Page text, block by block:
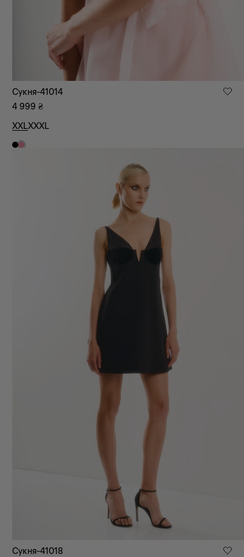
Сукня-41014
4 999 ₴
XXLXXXL
Сукня-41018